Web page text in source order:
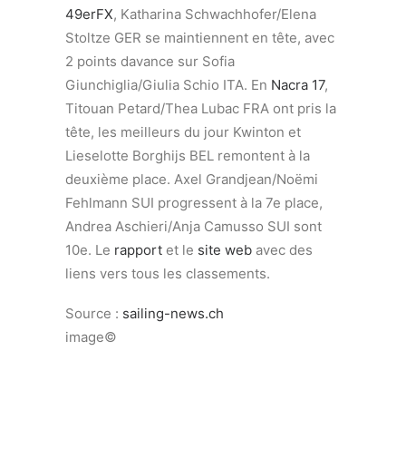
49erFX, Katharina Schwachhofer/Elena
Stoltze GER se maintiennent en tête, avec
2 points davance sur Sofia
Giunchiglia/Giulia Schio ITA. En Nacra 17,
Titouan Petard/Thea Lubac FRA ont pris la
tête, les meilleurs du jour Kwinton et
Lieselotte Borghijs BEL remontent à la
deuxième place. Axel Grandjean/Noëmi
Fehlmann SUI progressent à la 7e place,
Andrea Aschieri/Anja Camusso SUI sont
10e. Le rapport et le site web avec des
liens vers tous les classements.
Source : sailing-news.ch
image©